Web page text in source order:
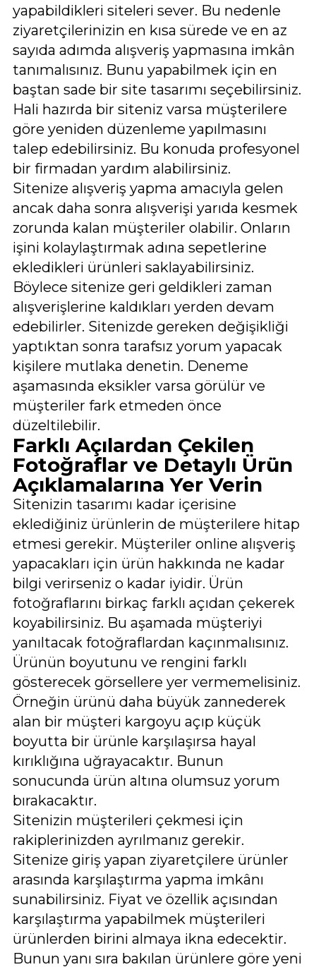
yapabildikleri siteleri sever. Bu nedenle
ziyaretçilerinizin en kısa sürede ve en az
sayıda adımda alışveriş yapmasına imkân
tanımalısınız. Bunu yapabilmek için en
baştan sade bir site tasarımı seçebilirsiniz.
Hali hazırda bir siteniz varsa müşterilere
göre yeniden düzenleme yapılmasını
talep edebilirsiniz. Bu konuda profesyonel
bir firmadan yardım alabilirsiniz.
Sitenize alışveriş yapma amacıyla gelen
ancak daha sonra alışverişi yarıda kesmek
zorunda kalan müşteriler olabilir. Onların
işini kolaylaştırmak adına sepetlerine
ekledikleri ürünleri saklayabilirsiniz.
Böylece sitenize geri geldikleri zaman
alışverişlerine kaldıkları yerden devam
edebilirler. Sitenizde gereken değişikliği
yaptıktan sonra tarafsız yorum yapacak
kişilere mutlaka denetin. Deneme
aşamasında eksikler varsa görülür ve
müşteriler fark etmeden önce
düzeltilebilir.
Farklı Açılardan Çekilen
Fotoğraflar ve Detaylı Ürün
Açıklamalarına Yer Verin
Sitenizin tasarımı kadar içerisine
eklediğiniz ürünlerin de müşterilere hitap
etmesi gerekir. Müşteriler online alışveriş
yapacakları için ürün hakkında ne kadar
bilgi verirseniz o kadar iyidir. Ürün
fotoğraflarını birkaç farklı açıdan çekerek
koyabilirsiniz. Bu aşamada müşteriyi
yanıltacak fotoğraflardan kaçınmalısınız.
Ürünün boyutunu ve rengini farklı
gösterecek görsellere yer vermemelisiniz.
Örneğin ürünü daha büyük zannederek
alan bir müşteri kargoyu açıp küçük
boyutta bir ürünle karşılaşırsa hayal
kırıklığına uğrayacaktır. Bunun
sonucunda ürün altına olumsuz yorum
bırakacaktır.
Sitenizin müşterileri çekmesi için
rakiplerinizden ayrılmanız gerekir.
Sitenize giriş yapan ziyaretçilere ürünler
arasında karşılaştırma yapma imkânı
sunabilirsiniz. Fiyat ve özellik açısından
karşılaştırma yapabilmek müşterileri
ürünlerden birini almaya ikna edecektir.
Bunun yanı sıra bakılan ürünlere göre yeni